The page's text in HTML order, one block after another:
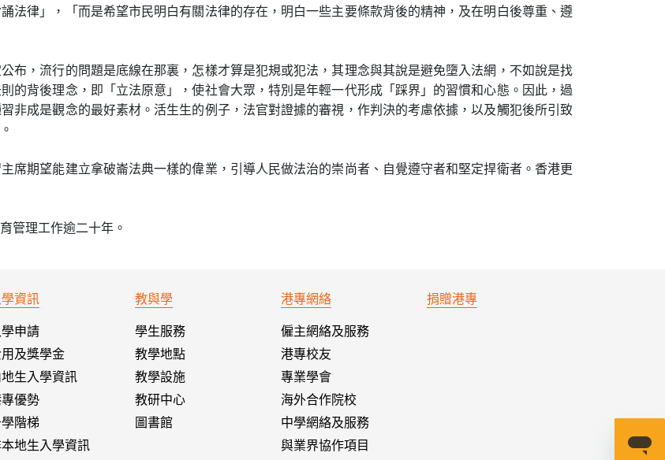
法律」，「而是希望市民明白有關法律的存在，明白一些主要條款背後的精神，及在明白後尊重、遵
布，流行的問題是底線在那裏，怎樣才算是犯規或犯法，其理念與其說是避免墮入法網，不如說是找
的背後理念，即「立法原意」，使社會大眾，特別是年輕一代形成「踩界」的習慣和心態。因此，過
非成是觀念的最好素材。活生生的例子，法官對證據的審視，作判決的考慮依據，以及觸犯後所引致
席期望能建立拿破崙法典一樣的偉業，引導人民做法治的崇尚者、自覺遵守者和堅定捍衛者。香港更
管理工作逾二十年。
資訊
申請
及獎學金
生入學資訊
優勢
階梯
地生入學資訊
教與學
學生服務
教學地點
教學設施
教研中心
圖書館
港專網絡
僱主網絡及服務
港專校友
專業學會
海外合作院校
中學網絡及服務
與業界協作項目
捐贈港專